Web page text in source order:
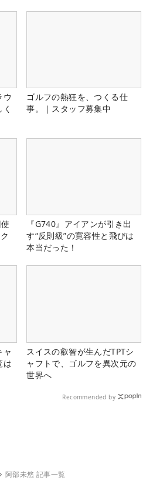
ウ
ゴルフの熱狂を、つくる仕
事。｜スタッフ募集中
『G740』アイアンが引き出
す“反則級”の寛容性と飛びは
本当だった！
ャ
は
スイスの叡智が生んだTPTシ
ャフトで、ゴルフを異次元の
世界へ
Recommended by
阿部未悠 記事一覧